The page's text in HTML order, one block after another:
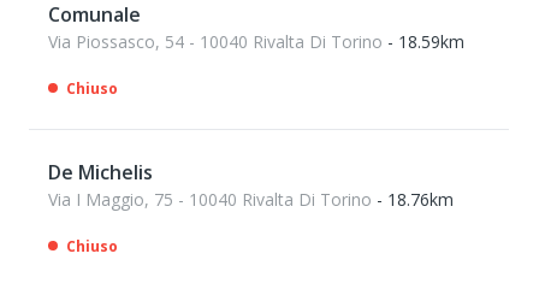
Comunale
Via Piossasco, 54 - 10040 Rivalta Di Torino - 18.59km
Chiuso
De Michelis
Via I Maggio, 75 - 10040 Rivalta Di Torino - 18.76km
Chiuso